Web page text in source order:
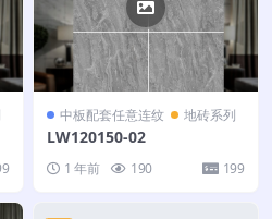
中板配套任意连纹 地砖系列
LW120150-02
1 年前 190 199